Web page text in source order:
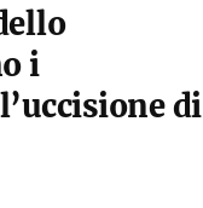
i
di